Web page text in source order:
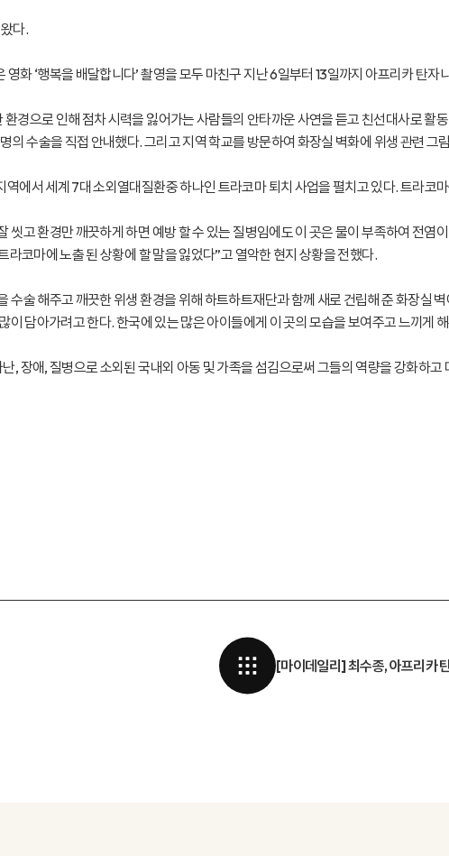
다.
화 ‘행복을 배달합니다’ 촬영을 모두 마친구 지난 6일부터 13일까지 아프리카 탄
경으로 인해 점차 시력을 잃어가는 사람들의 안타까운 사연을 듣고 친선대사로 활
수술을 직접 안내했다. 그리고 지역 학교를 방문하여 화장실 벽화에 위생 관련 그
에서 세계 7대 소외열대질환중 하나인 트라코마 퇴치 사업을 펼치고 있다. 트라코
씻고 환경만 깨끗하게 하면 예방 할 수 있는 질병임에도 이 곳은 물이 부족하여 전염
코마에 노출 된 상황에 할 말을 잃었다”고 열악한 현지 상황을 전했다.
수술 해주고 깨끗한 위생 환경을 위해 하트하트재단과 함께 새로 건립해 준 화장실
이 담아가려고 한다. 한국에 있는 많은 아이들에게 이 곳의 모습을 보여주고 느끼게
, 장애, 질병으로 소외된 국내외 아동 및 가족을 섬김으로써 그들의 역량을 강화하
[마이데일리] 최수종, 아프리카